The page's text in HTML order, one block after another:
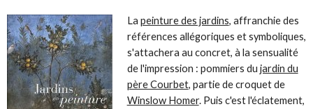
La peinture des jardins, affranchie des
références allégoriques et symboliques,
s'attachera au concret, à la sensualité
de l'impression : pommiers du jardin du
père Courbet, partie de croquet de
Winslow Homer. Puis c'est l'éclatement,